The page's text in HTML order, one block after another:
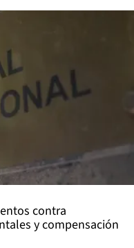
contra
y compensación